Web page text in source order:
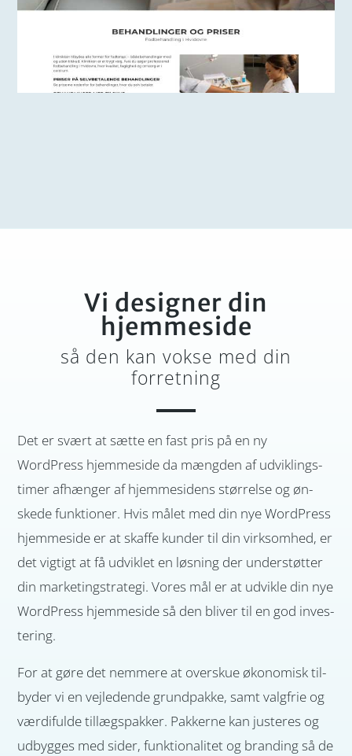
Vi designer din
hjemmeside
så den kan vokse med din
forretning
Det er svært at sætte en fast pris på en ny
WordPress hjem­me­­side da mæng­den af udvik­­lings­­
timer af­hæn­ger af hjemme­sidens stør­relse og øn­
skede funk­­tioner. Hvis målet med din nye WordPress
hjemme­­side er at skaffe kun­der til din virk­­som­hed, er
det vig­tigt at få udviklet en løs­­­ning der under­­støtter
din mar­keting­­stra­tegi. Vores mål er at ud­­vikle din nye
WordPress hjem­me­­­side så den bliver til en god inves­­­
tering.
For at gøre det nemmere at over­skue øko­no­misk til­
byder vi en vej­­ledende grund­­pakke, samt valg­­frie og
vær­di­­fulde til­lægs­­­pakker. Pak­kerne kan jus­­teres og
ud­byg­ges med sider, funk­­tio­na­litet og bran­ding så de